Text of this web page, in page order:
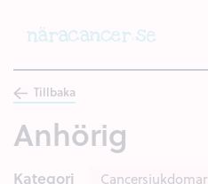
Tillbaka
Anhörig
Kategori Cancersjukdomar